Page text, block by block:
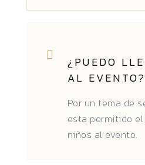
¿PUEDO
AL EVENTO?
Por un tema de
esta permitido
niños al evento.